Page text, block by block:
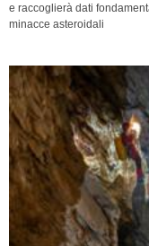
e raccoglierà dati
minacce asteroidali